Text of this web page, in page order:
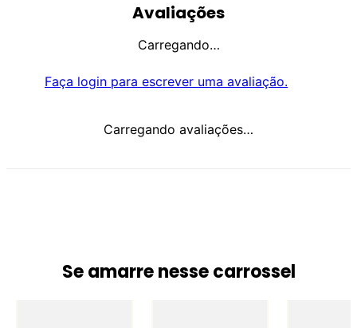
Avaliações
Carregando…
Faça login para escrever uma avaliação.
Carregando avaliações…
Se amarre nesse carrossel